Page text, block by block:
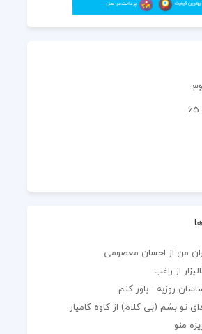
من از احسان معصومی
از راغب
روزبه - باور کنم
تو بشم (بی کلام) از کاوه کامیار
منو